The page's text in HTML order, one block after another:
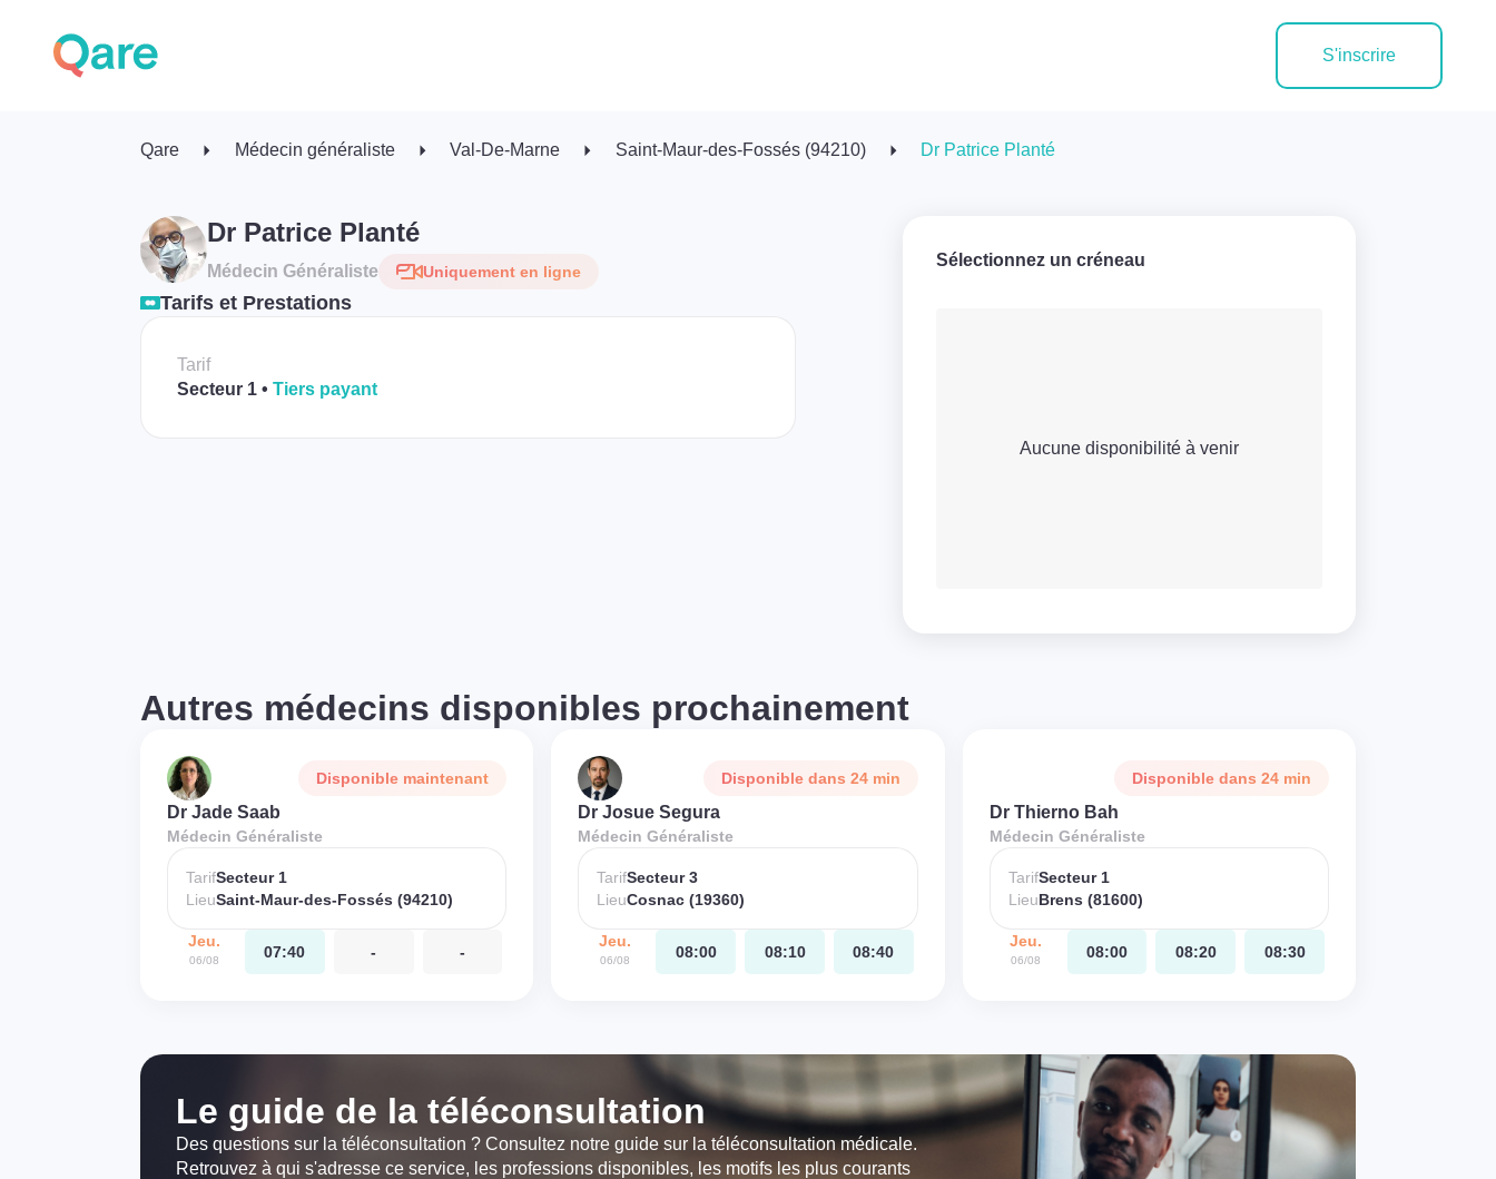
S'inscrire
Qare Médecin généraliste Val-De-Marne Saint-Maur-des-Fossés (94210) Dr Patrice Planté
Dr Patrice Planté
Médecin Généraliste Uniquement en ligne
Tarifs et Prestations
Tarif
Secteur 1
Tiers payant
Sélectionnez un créneau
Aucune disponibilité à venir
Autres médecins disponibles prochainement
Disponible maintenant
Dr Jade Saab
Médecin Généraliste
TarifSecteur 1
LieuSaint-Maur-des-Fossés (94210)
Jeu.
06/08 07:40 - -
Disponible dans 24 min
Dr Josue Segura
Médecin Généraliste
TarifSecteur 3
LieuCosnac (19360)
Jeu.
06/08 08:00 08:10 08:40
Disponible dans 24 min
Dr Thierno Bah
Médecin Généraliste
TarifSecteur 1
LieuBrens (81600)
Jeu.
06/08 08:00 08:20 08:30
Le guide de la téléconsultation
Des questions sur la téléconsultation ? Consultez notre guide sur la téléconsultation médicale.
Retrouvez à qui s'adresse ce service, les professions disponibles, les motifs les plus courants